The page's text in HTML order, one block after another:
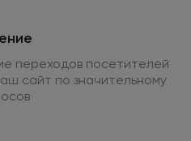
переходов посетителей
сайт по значительному